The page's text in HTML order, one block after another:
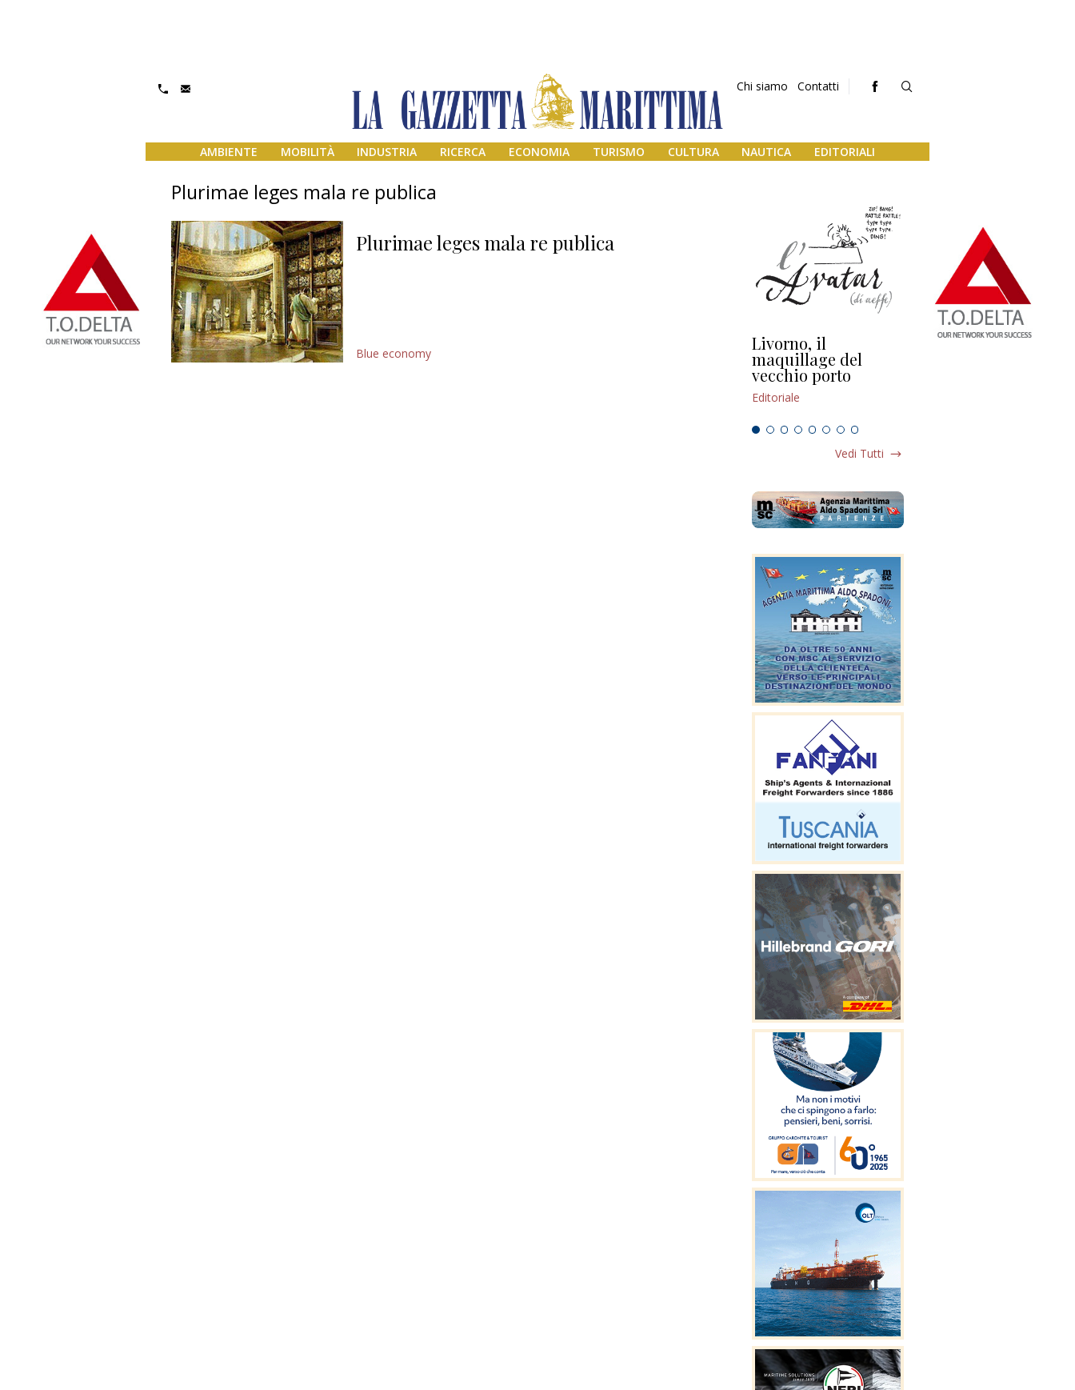
Chi siamo Contatti
AMBIENTE MOBILITÀ INDUSTRIA RICERCA ECONOMIA TURISMO CULTURA NAUTICA EDITORIALI
Plurimae leges mala re publica
Plurimae leges mala re publica
Blue economy Livorno, il
maquillage del
vecchio porto
Editoriale
L’uscita di scena di
Vedi Tutti